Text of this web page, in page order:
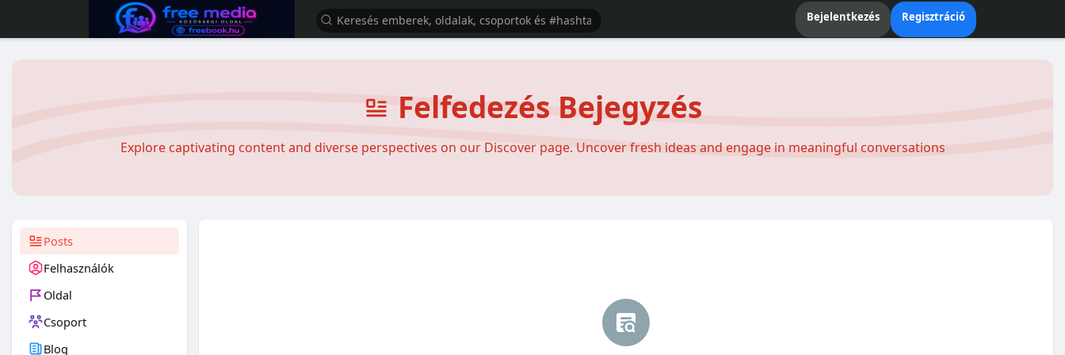
Bejelentkezés Regisztráció
Felfedezés Bejegyzés
Explore captivating content and diverse perspectives on our Discover page. Uncover fresh ideas and engage in meaningful conversations
Posts
Felhasználók
Oldal
Csoport
Blog